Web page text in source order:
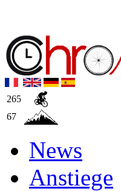
265
67
News
Anstiege